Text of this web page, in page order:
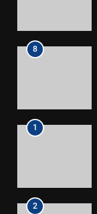
8
1
2